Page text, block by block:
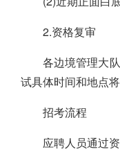
2.资格复审
各边境管理大
试具体时间和地点
招考流程
应聘人员通过